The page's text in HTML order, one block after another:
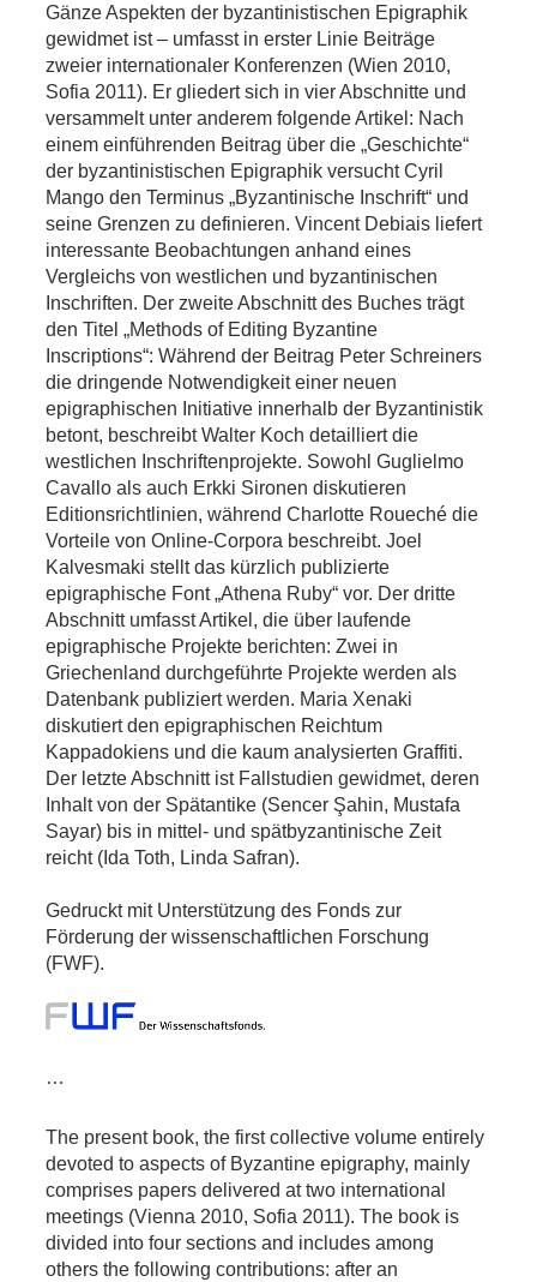
Gänze Aspekten der byzantinistischen Epigraphik
gewidmet ist – umfasst in erster Linie Beiträge
zweier internationaler Konferenzen (Wien 2010,
Sofia 2011). Er gliedert sich in vier Abschnitte und
versammelt unter anderem folgende Artikel: Nach
einem einführenden Beitrag über die „Geschichte“
der byzantinistischen Epigraphik versucht Cyril
Mango den Terminus „Byzantinische Inschrift“ und
seine Grenzen zu definieren. Vincent Debiais liefert
interessante Beobachtungen anhand eines
Vergleichs von westlichen und byzantinischen
Inschriften. Der zweite Abschnitt des Buches trägt
den Titel „Methods of Editing Byzantine
Inscriptions“: Während der Beitrag Peter Schreiners
die dringende Notwendigkeit einer neuen
epigraphischen Initiative innerhalb der Byzantinistik
betont, beschreibt Walter Koch detailliert die
westlichen Inschriftenprojekte. Sowohl Guglielmo
Cavallo als auch Erkki Sironen diskutieren
Editionsrichtlinien, während Charlotte Roueché die
Vorteile von Online-Corpora beschreibt. Joel
Kalvesmaki stellt das kürzlich publizierte
epigraphische Font „Athena Ruby“ vor. Der dritte
Abschnitt umfasst Artikel, die über laufende
epigraphische Projekte berichten: Zwei in
Griechenland durchgeführte Projekte werden als
Datenbank publiziert werden. Maria Xenaki
diskutiert den epigraphischen Reichtum
Kappadokiens und die kaum analysierten Graffiti.
Der letzte Abschnitt ist Fallstudien gewidmet, deren
Inhalt von der Spätantike (Sencer Şahin, Mustafa
Sayar) bis in mittel- und spätbyzantinische Zeit
reicht (Ida Toth, Linda Safran).
Gedruckt mit Unterstützung des Fonds zur
Förderung der wissenschaftlichen Forschung
(FWF).
…
The present book, the first collective volume entirely
devoted to aspects of Byzantine epigraphy, mainly
comprises papers delivered at two international
meetings (Vienna 2010, Sofia 2011). The book is
divided into four sections and includes among
others the following contributions: after an